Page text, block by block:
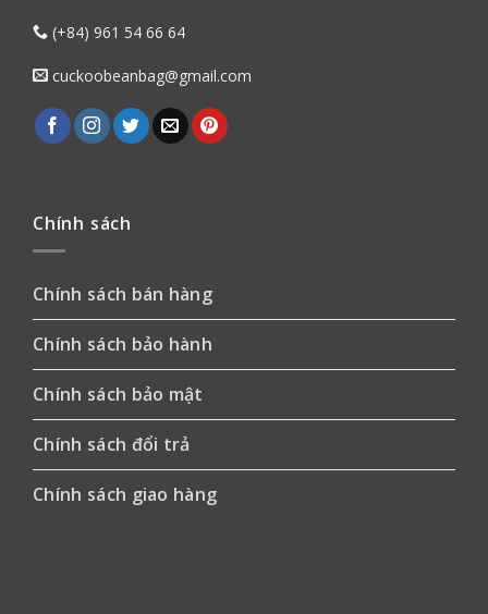
(+84) 961 54 66 64
cuckoobeanbag@gmail.com
Chính sách
Chính sách bán hàng
Chính sách bảo hành
Chính sách bảo mật
Chính sách đổi trả
Chính sách giao hàng